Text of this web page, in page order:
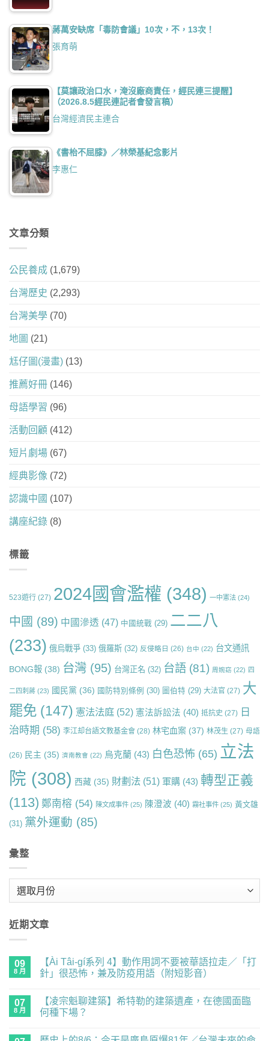
蔣萬安缺席「毒防會議」10次，不，13次！
張育萌
【莫讓政治口水，淹沒廠商責任，經民連三提醒】
（2026.8.5經民連記者會發言稿）
台灣經濟民主連合
《書枱不屈膝》／林榮基紀念影片
李惠仁
文章分類
公民養成 (1,679)
台灣歷史 (2,293)
台灣美學 (70)
地圖 (21)
尪仔圖(漫畫) (13)
推薦好冊 (146)
母語學習 (96)
活動回顧 (412)
短片劇場 (67)
經典影像 (72)
認識中國 (107)
講座紀錄 (8)
標籤
523遊行 (27) 2024國會濫權 (348) 一中憲法 (24)
中國 (89) 中國滲透 (47) 中國統戰 (29) 二二八
(233) 俄烏戰爭 (33) 俄羅斯 (32) 反侵略日 (26) 台中 (22) 台文通訊
BONG報 (38) 台灣 (95) 台灣正名 (32) 台語 (81) 周婉窈 (22) 四
二四刺蔣 (23) 國民黨 (36) 國防特別條例 (30) 圖伯特 (29) 大法官 (27) 大
罷免 (147) 憲法法庭 (52) 憲法訴訟法 (40) 抵抗史 (27) 日
治時期 (58) 李江却台語文教基金會 (28) 林宅血案 (37) 林茂生 (27) 母語
(26) 民主 (35) 濟南教會 (22) 烏克蘭 (43) 白色恐怖 (65) 立法
院 (308) 西藏 (35) 財劃法 (51) 軍購 (43) 轉型正義
(113) 鄭南榕 (54) 陳文成事件 (25) 陳澄波 (40) 霧社事件 (25) 黃文雄
(31) 黨外運動 (85)
彙整
近期文章
09
8 月
【Ài Tâi-gí系列 4】動作用詞不要被華語拉走／「打
針」很恐怖，兼及防疫用語（附短影音）
Tâi-
gí
系
言
07
8 月
【凌宗魁聊建築】希特勒的建築遺產，在德國面臨
何種下場？